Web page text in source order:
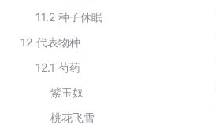
11.2 种子休眠
12 代表物种
12.1 芍药
紫玉奴
桃花飞雪